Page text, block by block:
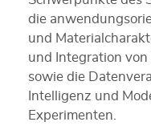
die
und
und Integration von
sowie die
Intelligenz und
Experimenten.